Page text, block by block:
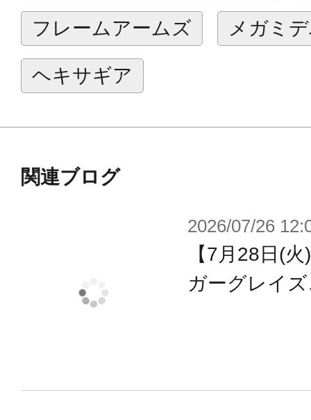
なメガミです。
九尾の色替えに留まらないプレーバ
い。
デザインはもちろんNidy-2D-氏が担
美しいポージングが可能です。
新表情はメガミデバイスディーラー
細なアイプリントが実現しました。
規パーツは追加金型で再現。
フレームアームズ メガミ
ヘキサギア
関連ブログ
2026/07/26
【7月28日(
ガーグレイ